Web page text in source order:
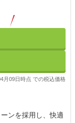
月09日時点 での税込価格
ンを採用し、快適